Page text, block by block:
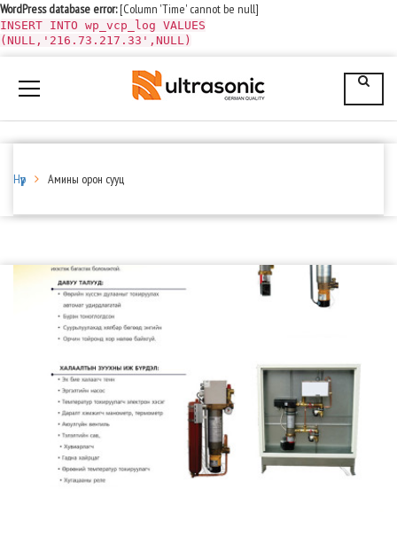
WordPress database error:[Column 'Time' cannot be null]
INSERT INTO wp_vcp_log VALUES
(NULL,'216.73.217.33',NULL)
Нүүр Амины орон сууц